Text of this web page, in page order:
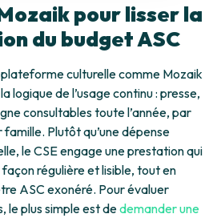
pour lisser la
du budget ASC
culturelle comme Mozaik
logique de l’usage continu : presse,
consultables toute l’année, par
Plutôt qu’une dépense
le CSE engage une prestation qui
régulière et lisible, tout en
ASC exonéré. Pour évaluer
le plus simple est dedemander une